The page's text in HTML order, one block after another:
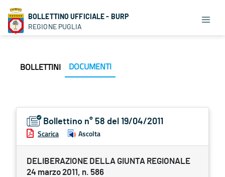
BOLLETTINO UFFICIALE - BURP
REGIONE PUGLIA
BOLLETTINI DOCUMENTI
Bollettino n° 58 del 19/04/2011
Scarica Ascolta
DELIBERAZIONE DELLA GIUNTA REGIONALE
24 marzo 2011, n. 586